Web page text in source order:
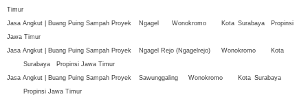
Timur
Jasa Angkut | Buang Puing Sampah Proyek
Ngagel Wonokromo Kota Surabaya
Propinsi
Jawa Timur
Jasa Angkut | Buang Puing Sampah Proyek
Ngagel Rejo (Ngagelrejo) Wonokromo
Kota
Surabaya
Propinsi Jawa Timur
Jasa Angkut | Buang Puing Sampah Proyek
Sawunggaling Wonokromo Kota Surabaya
Propinsi Jawa Timur